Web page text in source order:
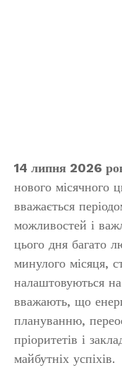
14 липня 2026
нового місячного
вважається
можливостей і
цього дня багато
минулого місяця,
налаштовуються
вважають, що
плануванню,
пріоритетів і
майбутніх успіхів.